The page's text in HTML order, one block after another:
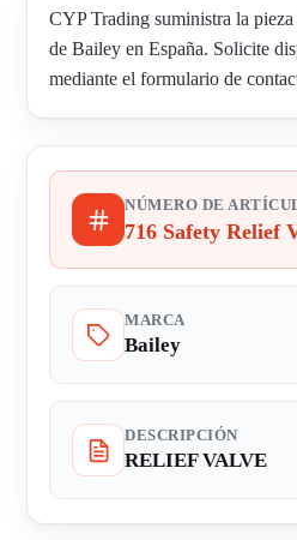
CYP Trading suministra la
de Bailey en España. Solicite
mediante el formulario de
NÚMERO DE
716 Safety Relief
MARCA
Bailey
DESCRIPCIÓN
RELIEF VALVE